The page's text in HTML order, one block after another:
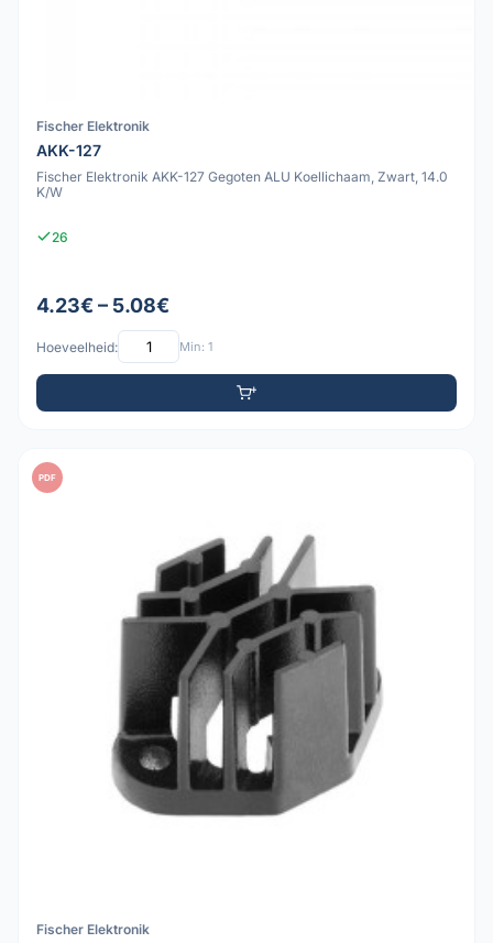
Fischer Elektronik
AKK-127
Fischer Elektronik AKK-127 Gegoten ALU Koellichaam, Zwart, 14.0
K/W
26
4.23€ – 5.08€
Hoeveelheid: Min: 1
PDF
Fischer Elektronik